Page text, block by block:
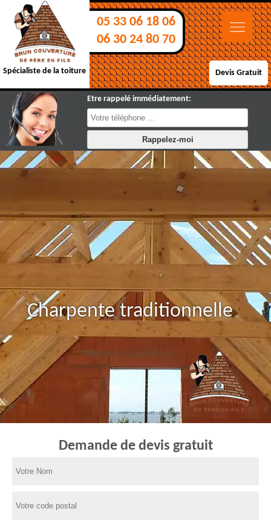
Spécialiste de la toiture
05 33 06 18 06
06 30 24 80 70
Devis Gratuit
Etre rappelé immédiatement:
Charpente traditionnelle
Demande de devis gratuit